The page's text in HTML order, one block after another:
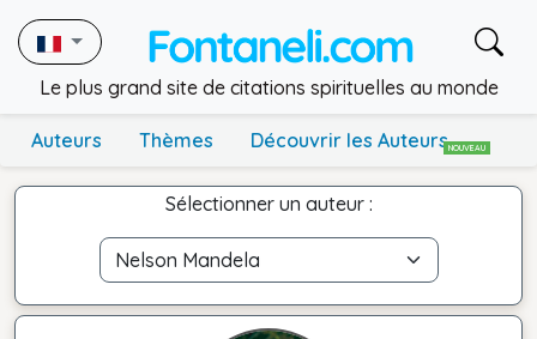
Le plus grand site de citations spirituelles au monde
Auteurs Thèmes Découvrir les AuteursNOUVEAU
Sélectionner un auteur :